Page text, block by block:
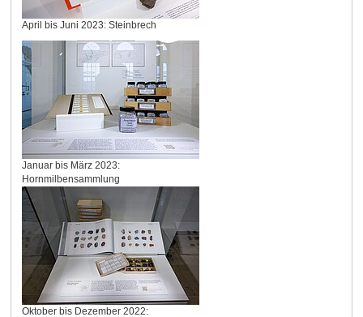
April bis Juni 2023: Steinbrech
Januar bis März 2023:
Hornmilbensammlung
Oktober bis Dezember 2022: